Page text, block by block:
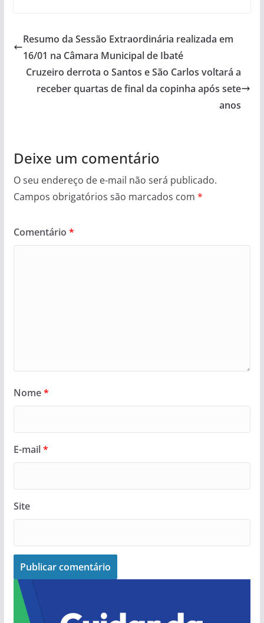
Resumo da Sessão Extraordinária realizada em
16/01 na Câmara Municipal de Ibaté
Cruzeiro derrota o Santos e São Carlos voltará a
receber quartas de final da copinha após sete
anos
Deixe um comentário
O seu endereço de e-mail não será publicado.
Campos obrigatórios são marcados com *
Comentário *
Nome*
E-mail*
Site